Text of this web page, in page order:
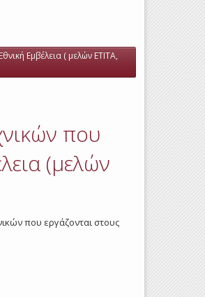
Εμβέλεια ( μελών ΕΤΙΤΑ,
που
(μελών
που εργάζονται στους